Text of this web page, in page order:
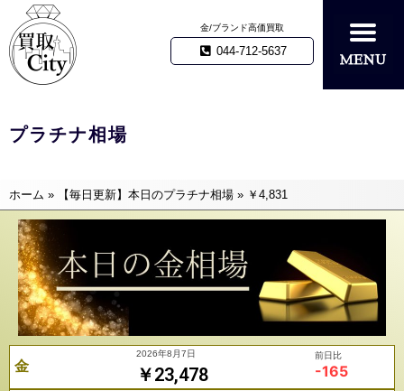
金/ブランド高価買取
044-712-5637
プラチナ相場
ホーム » 【毎日更新】本日のプラチナ相場 » ￥4,831
金 ￥23,478
2026年8月7日 前日比
-165